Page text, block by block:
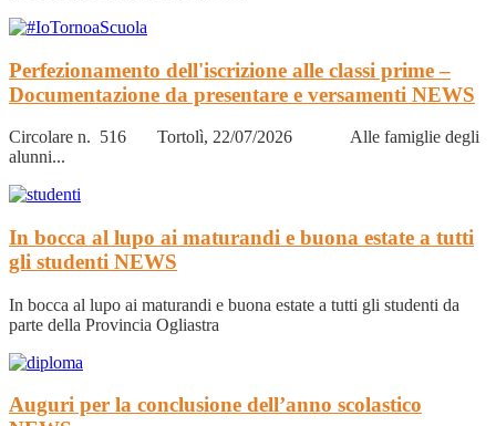
Perfezionamento dell'iscrizione alle classi prime –
Documentazione da presentare e versamenti NEWS
Circolare n. 516 Tortolì, 22/07/2026 Alle famiglie degli
alunni...
In bocca al lupo ai maturandi e buona estate a tutti
gli studenti NEWS
In bocca al lupo ai maturandi e buona estate a tutti gli studenti da
parte della Provincia Ogliastra
Auguri per la conclusione dell’anno scolastico